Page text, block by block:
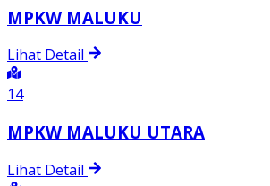
MPKW MALUKU
Lihat Detail
14
MPKW MALUKU UTARA
Lihat Detail